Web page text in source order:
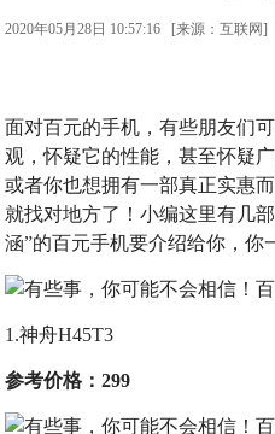
2020年05月28日 10:57:16 [来源：互联网
面对百元的手机，有些朋友们
观，怀疑它的性能，甚至怀疑
或者你也想拥有一部真正实惠
就找对地方了！小编这里有几
涵”的百元手机要介绍给你，你
1.神舟H45T3
参考价格：299